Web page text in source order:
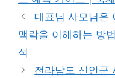
대표님 사모님은
맥락을 이해하는 방
석
전라남도 신안군